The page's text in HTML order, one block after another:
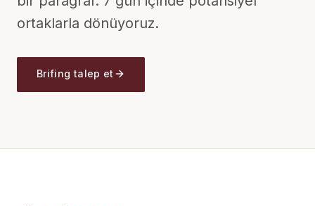
ortaklarla dönüyoruz.
Brifing talep et